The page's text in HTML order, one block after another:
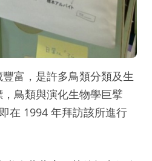
富，是許多鳥類分類及生
鳥類與演化生物學巨擘
在 1994 年拜訪該所進行